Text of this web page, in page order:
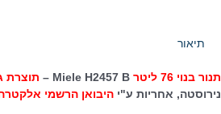
Active
תוצרת
גרמניה,
תיאור
תנור בנוי 76 ליטר תוצרת
נירוסטה, אחריות ע"י היבואן הרשמי